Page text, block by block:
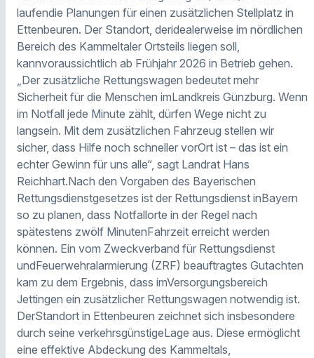
laufendie Planungen für einen zusätzlichen Stellplatz in
Ettenbeuren. Der Standort, deridealerweise im nördlichen
Bereich des Kammeltaler Ortsteils liegen soll,
kannvoraussichtlich ab Frühjahr 2026 in Betrieb gehen.
„Der zusätzliche Rettungswagen bedeutet mehr
Sicherheit für die Menschen imLandkreis Günzburg. Wenn
im Notfall jede Minute zählt, dürfen Wege nicht zu
langsein. Mit dem zusätzlichen Fahrzeug stellen wir
sicher, dass Hilfe noch schneller vorOrt ist – das ist ein
echter Gewinn für uns alle“, sagt Landrat Hans
Reichhart.Nach den Vorgaben des Bayerischen
Rettungsdienstgesetzes ist der Rettungsdienst inBayern
so zu planen, dass Notfallorte in der Regel nach
spätestens zwölf MinutenFahrzeit erreicht werden
können. Ein vom Zweckverband für Rettungsdienst
undFeuerwehralarmierung (ZRF) beauftragtes Gutachten
kam zu dem Ergebnis, dass imVersorgungsbereich
Jettingen ein zusätzlicher Rettungswagen notwendig ist.
DerStandort in Ettenbeuren zeichnet sich insbesondere
durch seine verkehrsgünstigeLage aus. Diese ermöglicht
eine effektive Abdeckung des Kammeltals,